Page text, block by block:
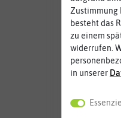
Zustimmung
besteht das
zu einem
widerrufen.
in unserer